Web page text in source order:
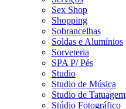
Sex Shop
Shopping
Sobrancelhas
Soldas e Alumínios
Sorveteria
SPA P/ Pés
Studio
Studio de Música
Studio de Tatuagem
Stúdio Fotográfico